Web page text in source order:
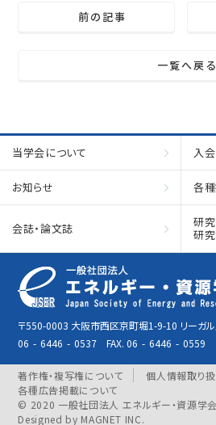
前の記事
一覧へ戻る
当学会について 入
お知らせ 各
会誌・論文誌
研
研
〒550-0003 大阪市西区京町堀1-9-10 リーガ
06 - 6446 - 0537 FAX. 06 - 6446 - 0559
著作権・複写権について 個人情報取り
各種広告掲載について
© 2020 一般社団法人 エネルギー・資源学
Designed by MAGNET INC.